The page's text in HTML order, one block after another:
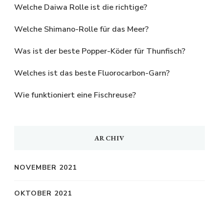
Welche Daiwa Rolle ist die richtige?
Welche Shimano-Rolle für das Meer?
Was ist der beste Popper-Köder für Thunfisch?
Welches ist das beste Fluorocarbon-Garn?
Wie funktioniert eine Fischreuse?
ARCHIV
NOVEMBER 2021
OKTOBER 2021